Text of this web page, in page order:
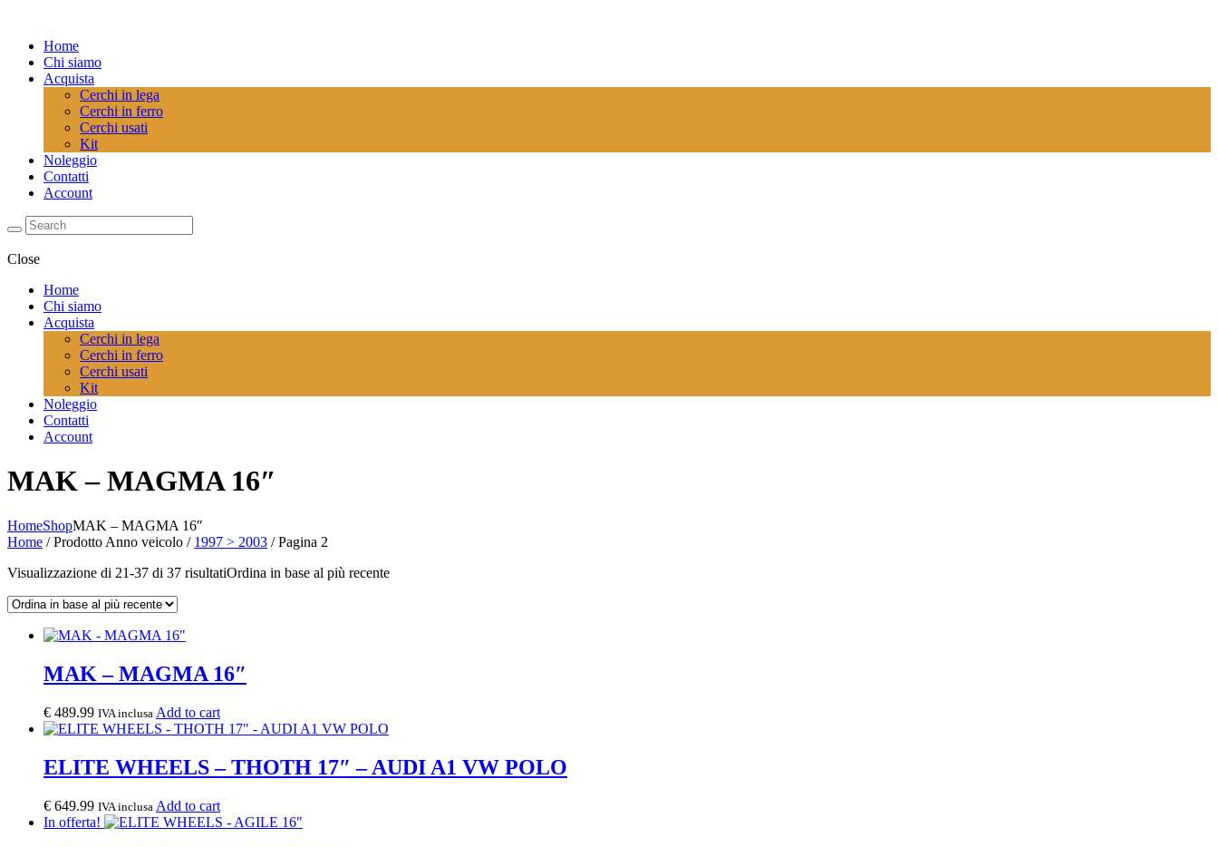
Home
Chi siamo
Acquista
Cerchi in lega
Cerchi in ferro
Cerchi usati
Kit
Noleggio
Contatti
Account
Close
Home
Chi siamo
Acquista
Cerchi in lega
Cerchi in ferro
Cerchi usati
Kit
Noleggio
Contatti
Account
MAK – MAGMA 16″
HomeShopMAK – MAGMA 16″
Home / Prodotto Anno veicolo / 1997 > 2003 / Pagina 2
Visualizzazione di 21-37 di 37 risultatiOrdina in base al più recente
MAK – MAGMA 16″
€ 489.99 IVA inclusa Add to cart
ELITE WHEELS – THOTH 17″ – AUDI A1 VW POLO
€ 649.99 IVA inclusa Add to cart
In offerta!